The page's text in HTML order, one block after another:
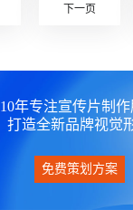
下一页
10年专注宣传片制作
打造全新品牌视觉
免费策划方案